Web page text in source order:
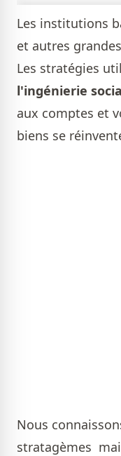
Les institutions
et autres
Les stratégies
l'ingénierie
aux comptes et
biens se
Nous
stratagèmes